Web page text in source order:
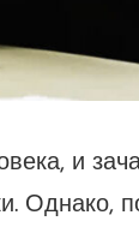
и
Однако,